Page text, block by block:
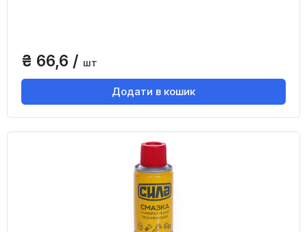
₴ 66,6 / шт
Додати в кошик